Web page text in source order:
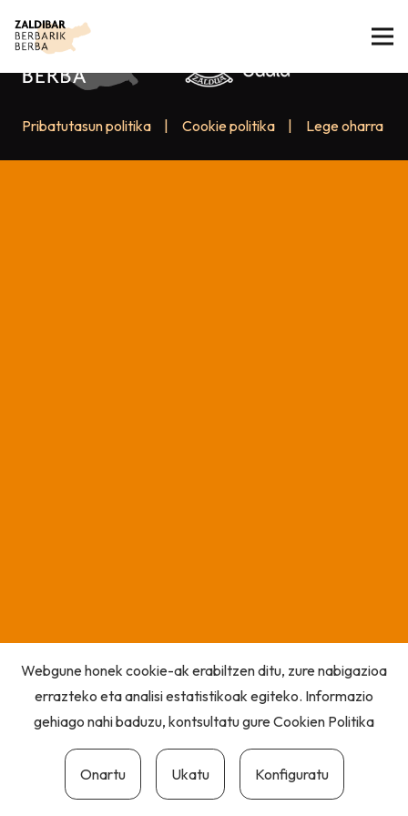
Pribatutasun politika Cookie politika Lege oharra
Webgune honek cookie-ak erabiltzen ditu, zure nabigazioa
errazteko eta analisi estatistikoak egiteko. Informazio
gehiago nahi baduzu, kontsultatu gureCookien Politika
Onartu Ukatu Konfiguratu